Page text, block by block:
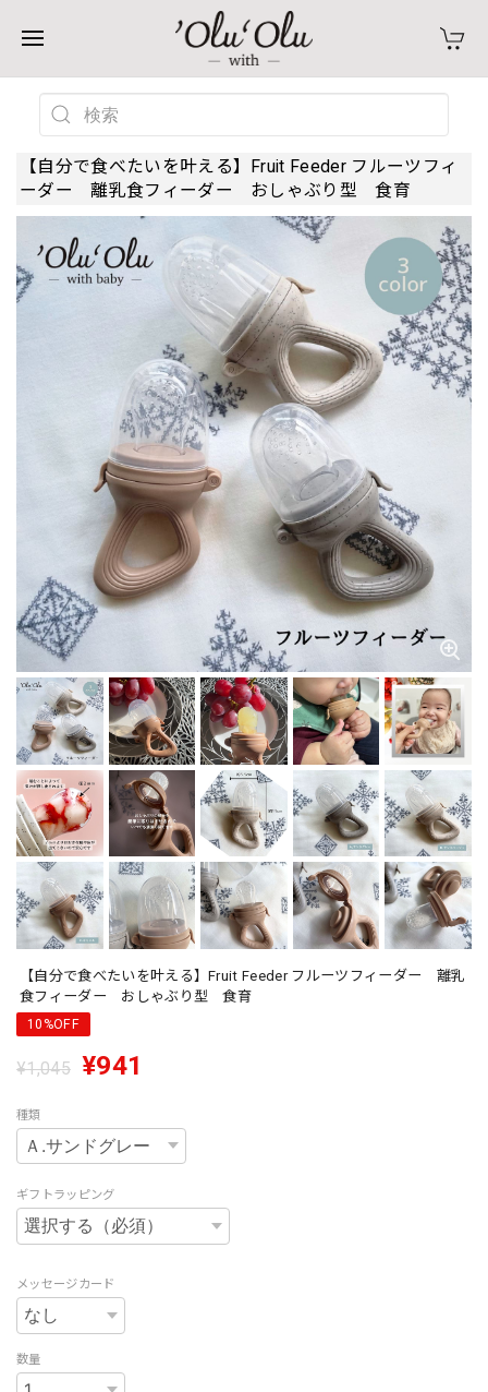
【自分で食べたいを叶える】Fruit Feeder フルーツフィ
ーダー 離乳食フィーダー おしゃぶり型 食育
【自分で食べたいを叶える】Fruit Feeder フルーツフィーダー 離乳
食フィーダー おしゃぶり型 食育
10%OFF
¥1,045 ¥941
種類
ギフトラッピング
メッセージカード
数量